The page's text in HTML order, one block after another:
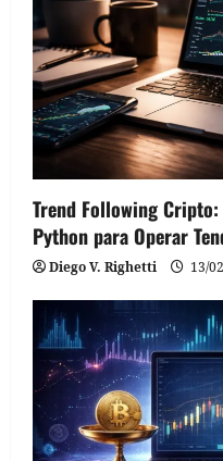
Trend Following
Python para Operar
Diego V. Righetti 13/